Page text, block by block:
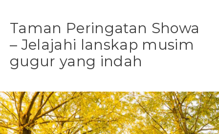
Taman Peringatan Showa
– Jelajahi lanskap musim
gugur yang indah